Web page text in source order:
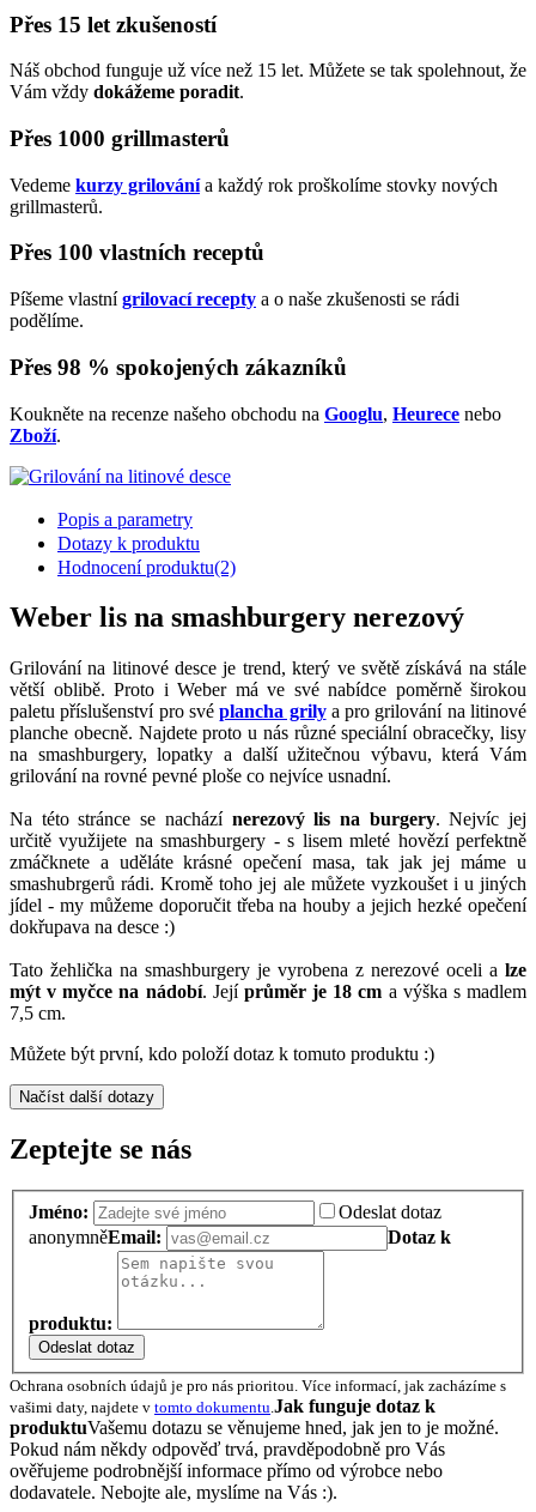
Přes 15 let zkušeností
Náš obchod funguje už více než 15 let. Můžete se tak spolehnout, že
Vám vždy dokážeme poradit.
Přes 1000 grillmasterů
Vedeme kurzy grilovánía každý rok proškolíme stovky nových
grillmasterů.
Přes 100 vlastních receptů
Píšeme vlastnígrilovací recepty a o naše zkušenosti se rádi
podělíme.
Přes 98 % spokojených zákazníků
Koukněte na recenze našeho obchodu na Googlu, Heurece nebo
Zboží.
Popis a parametry
Dotazy k produktu
Hodnocení produktu(2)
Weber lis na smashburgery nerezový
Grilování na litinové desce je trend, který ve světě získává na stále
větší oblibě. Proto i Weber má ve své nabídce poměrně širokou
paletu příslušenství pro svéplancha grilya pro grilování na litinové
planche obecně. Najdete proto u nás různé speciální obracečky, lisy
na smashburgery, lopatky a další užitečnou výbavu, která Vám
grilování na rovné pevné ploše co nejvíce usnadní.
Na této stránce se nachází nerezový lis na burgery. Nejvíc jej
určitě využijete na smashburgery - s lisem mleté hovězí perfektně
zmáčknete a uděláte krásné opečení masa, tak jak jej máme u
smashubrgerů rádi. Kromě toho jej ale můžete vyzkoušet i u jiných
jídel - my můžeme doporučit třeba na houby a jejich hezké opečení
dokřupava na desce :)
Tato žehlička na smashburgery je vyrobena z nerezové oceli a lze
mýt v myčce na nádobí. Její průměr je 18 cm a výška s madlem
7,5 cm.
Můžete být první, kdo položí dotaz k tomuto produktu :)
Načíst další dotazy
Zeptejte se nás
Jméno:
Odeslat dotaz
anonymněEmail: Dotaz k
produktu:
Odeslat dotaz
Ochrana osobních údajů je pro nás prioritou. Více informací, jak zacházíme s
vašimi daty, najdete v tomto dokumentu Jak funguje dotaz k
produktuVašemu dotazu se věnujeme hned, jak jen to je možné.
Pokud nám někdy odpověď trvá, pravděpodobně pro Vás
ověřujeme podrobnější informace přímo od výrobce nebo
dodavatele. Nebojte ale, myslíme na Vás :).